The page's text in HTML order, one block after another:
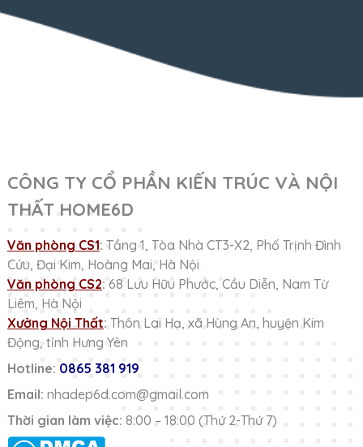
CÔNG TY CỔ PHẦN KIẾN TRÚC VÀ NỘI
THẤT HOME6D
Văn phòng CS1: Tầng 1, Tòa Nhà CT3-X2, Phố Trịnh Đình
Cửu, Đại Kim, Hoàng Mai, Hà Nội
Văn phòng CS2: 68 Lưu Hữu Phước, Cầu Diễn, Nam Từ
Liêm, Hà Nội
Xưởng Nội Thất: Thôn Lai Hạ, xã Hùng An, huyện Kim
Động, tỉnh Hưng Yên
Hotline: 0865 381 919
Email: nhadep6d.com@gmail.com
Thời gian làm việc: 8:00 – 18:00 (Thứ 2-Thứ 7)